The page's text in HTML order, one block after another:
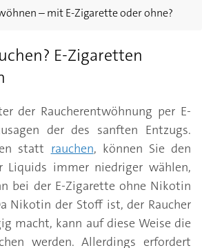
– mit E-Zigarette oder ohne?
E-Zigaretten
der Raucherentwöhnung per E-
der des sanften Entzugs.
statt rauchen, können Sie den
Liquids immer niedriger wählen,
bei der E-Zigarette ohne Nikotin
Nikotin der Stoff ist, der Raucher
macht, kann auf diese Weise die
werden. Allerdings erfordert